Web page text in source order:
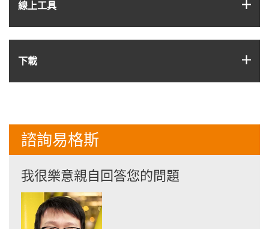
線上工具
下載
諮詢易格斯
我很樂意親自回答您的問題